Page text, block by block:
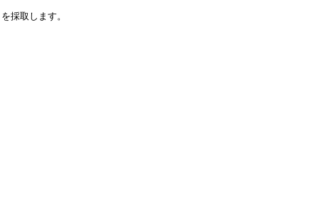
採取します。